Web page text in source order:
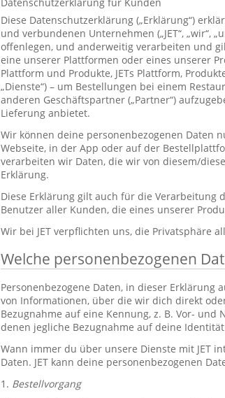
Diese Datenschutzerklärung („Erklärung“)
und verbundenen Unternehmen („JET“, „wir“,
offenlegen, und anderweitig verarbeiten und
eine unserer Plattformen oder eines unserer
Plattform und Produkte, JETs Plattform,
„Dienste“) – um Bestellungen bei einem
anderen Geschäftspartner („Partner“)
Lieferung anbietet.
Wir können deine personenbezogenen Daten
Webseite, in der App oder auf der
verarbeiten wir Daten, die wir von diesem/
Erklärung.
Diese Erklärung gilt auch für die Verarbeitung
Benutzer aller Kunden, die eines unserer
Wir bei JET verpflichten uns, die Privatsphäre
Welche personenbezogenen
Personenbezogene Daten, in dieser Erklärung
von Informationen, über die wir dich direkt
Bezugnahme auf eine Kennung, z. B. Vor- und
denen jegliche Bezugnahme auf deine
Wann immer du über unsere Dienste mit JET
Daten. JET kann deine personenbezogenen
1. Bestellvorgang